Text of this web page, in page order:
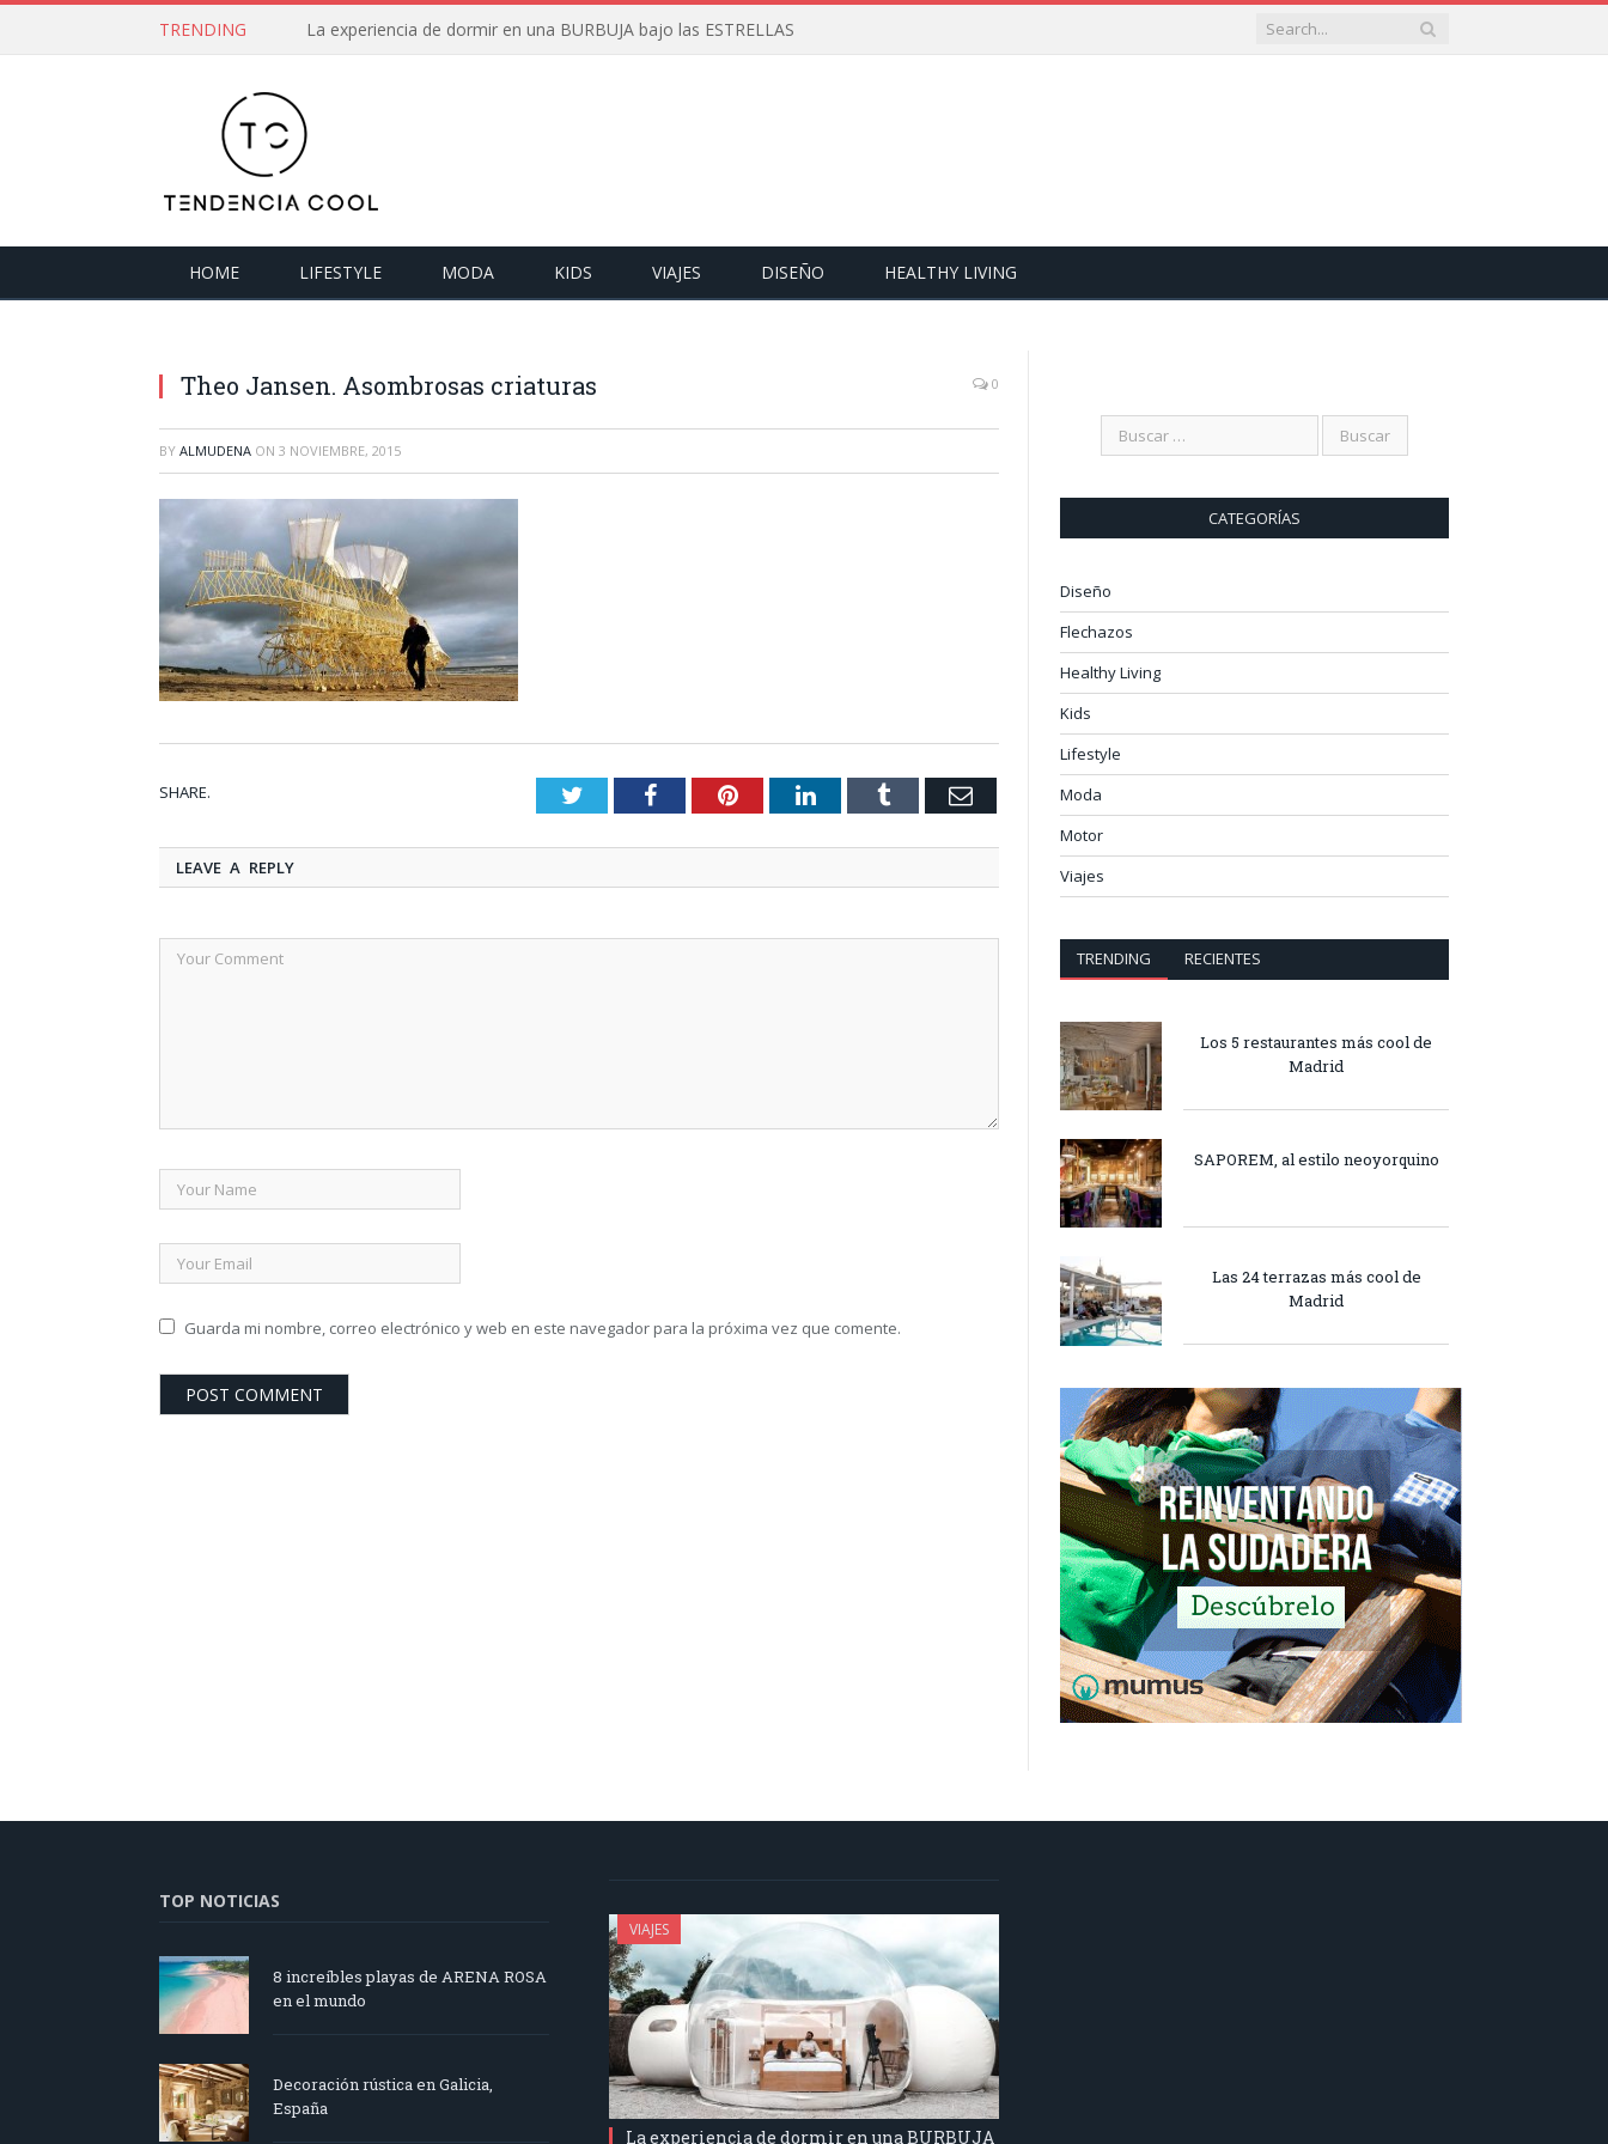
TRENDING La experiencia de dormir en una BURBUJA bajo las ESTRELLAS
HOME LIFESTYLE MODA KIDS VIAJES DISEÑO HEALTHY LIVING
Theo Jansen. Asombrosas criaturas 0
BY ALMUDENA ON 3 NOVIEMBRE, 2015
SHARE. TwitterFacebookPinterestLinkedInTumblr Email
LEAVE A REPLY
Guarda mi nombre, correo electrónico y web en este navegador para la próxima vez que comente.
CATEGORÍAS
Diseño
Flechazos
Healthy Living
Kids
Lifestyle
Moda
Motor
Viajes
TRENDING RECIENTES
Los 5 restaurantes más cool de
Madrid
SAPOREM, al estilo neoyorquino
Las 24 terrazas más cool de
Madrid
TOP NOTICIAS
8 increíbles playas de ARENA ROSA
en el mundo
Decoración rústica en Galicia,
España
VIAJES
La experiencia de dormir en una BURBUJA